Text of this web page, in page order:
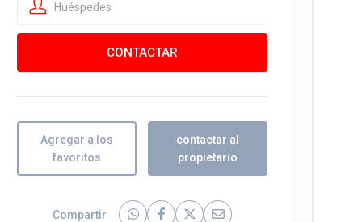
Huéspedes
Agregar a los
favoritos
contactar al
propietario
Compartir